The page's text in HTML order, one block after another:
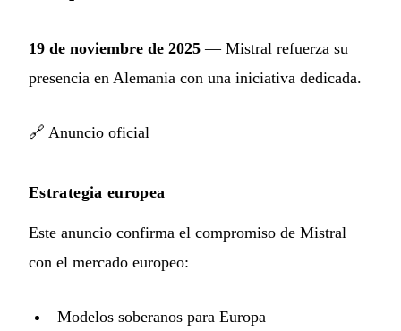
19 de noviembre de 2025 — Mistral refuerza su
presencia en Alemania con una iniciativa dedicada.
🔗 Anuncio oficial
Estrategia europea
Este anuncio confirma el compromiso de Mistral
con el mercado europeo:
Modelos soberanos para Europa